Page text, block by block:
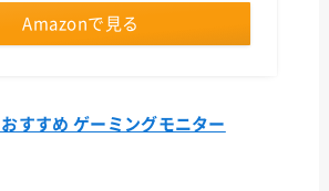
Amazonで見る
すすめ ゲーミングモニター